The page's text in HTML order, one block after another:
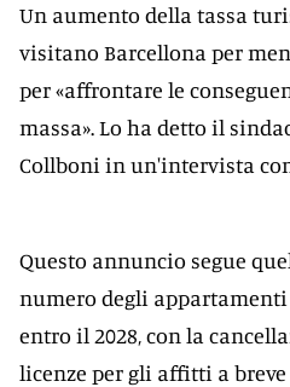
Un aumento della tassa
visitano Barcellona per
per «affrontare le
massa». Lo ha detto il
Collboni in un'intervista
Questo annuncio segue
numero degli
entro il 2028, con la
licenze per gli affitti a